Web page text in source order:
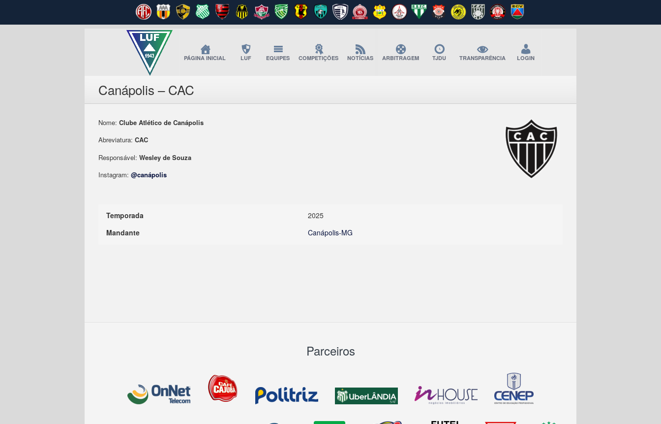
PÁGINA INICIAL LUF EQUIPES COMPETIÇÕES NOTÍCIAS ARBITRAGEM TJDU TRANSPARÊNCIA LOGIN
Canápolis – CAC
Nome: Clube Atlético de Canápolis
Abreviatura: CAC
Responsável: Wesley de Souza
Instagram: @canápolis
Temporada
2025
Mandante
Canápolis-MG
Parceiros